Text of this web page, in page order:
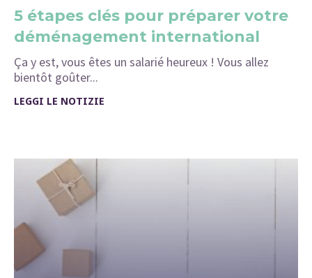
5 étapes clés pour préparer votre
déménagement international
Ça y est, vous êtes un salarié heureux ! Vous allez
bientôt goûter...
LEGGI LE NOTIZIE